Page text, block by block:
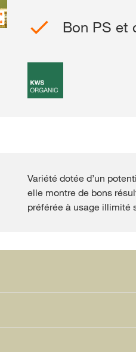
Bon PS et
Variété dotée d’un
elle montre de bons
préférée à usage illimité